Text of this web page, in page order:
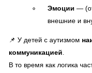
Эмоции —
внешние и
📌 У детей с аутизмом
коммуникацией.
В то время как логика